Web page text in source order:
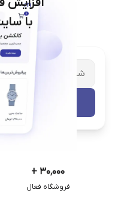
با
شریک تجاری
۳۰٬۰۰۰ +
فروشگاه فعال